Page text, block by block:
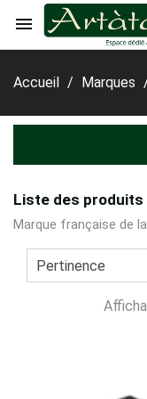

Accueil
Marques
Liste des produits
Marque française de
Pertinence